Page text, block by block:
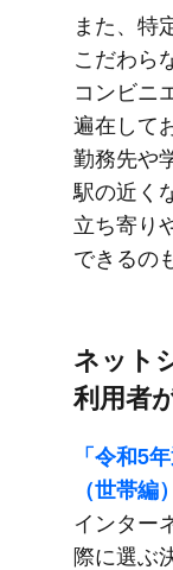
また、​特
こだわら
コンビニ
遍在して
勤務先や​
駅の​近く
立ち寄り
できるの
ネット
利用者
「令和5
（世帯編
インター
際に​選ぶ